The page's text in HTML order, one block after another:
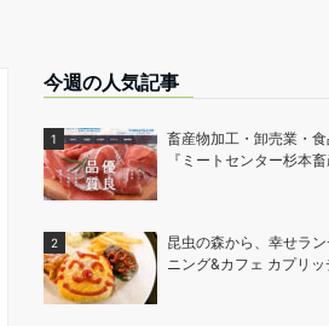
今週の人気記事
畜産物加工・卸売業・
『ミートセンター杉本畜
昆虫の森から、幸せラ
ニング&カフェ カプリッ